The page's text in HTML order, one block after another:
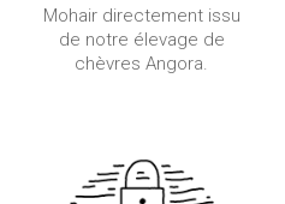
Mohair directement issu
de notre élevage de
chèvres Angora.